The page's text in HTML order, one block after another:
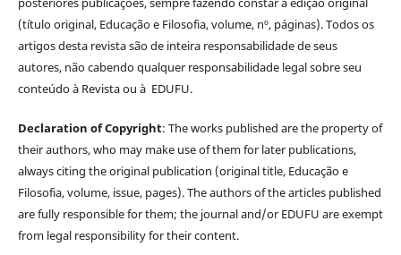
(título original, Educação e Filosofia, volume, nº, páginas). Todos os
artigos desta revista são de inteira responsabilidade de seus
autores, não cabendo qualquer responsabilidade legal sobre seu
conteúdo à Revista ou à EDUFU.
Declaration of Copyright: The works published are the property of
their authors, who may make use of them for later publications,
always citing the original publication (original title, Educação e
Filosofia, volume, issue, pages). The authors of the articles published
are fully responsible for them; the journal and/or EDUFU are exempt
from legal responsibility for their content.